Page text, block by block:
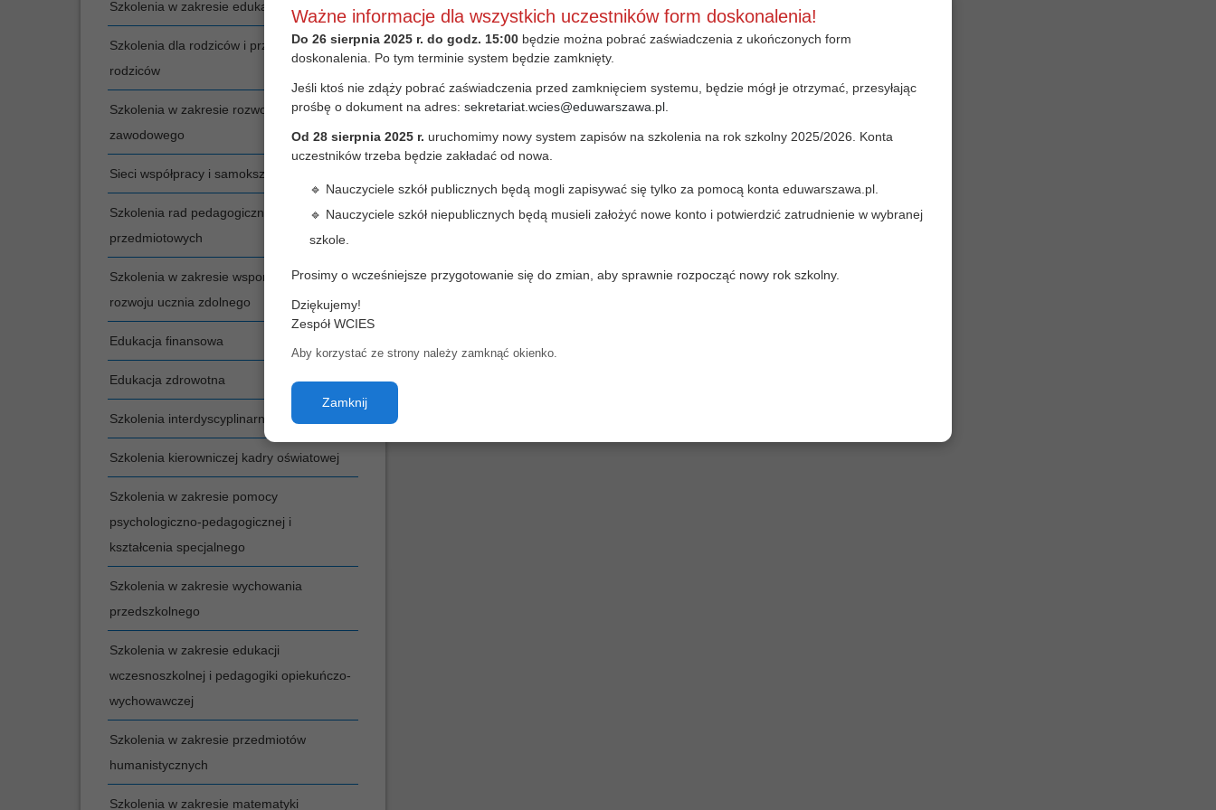
Ważne informacje dla wszystkich uczestników form doskonalenia!
Do 26 sierpnia 2025 r. do godz. 15:00 będzie można pobrać zaświadczenia z ukończonych form
doskonalenia. Po tym terminie system będzie zamknięty.
Jeśli ktoś nie zdąży pobrać zaświadczenia przed zamknięciem systemu, będzie mógł je otrzymać, przesyłając
prośbę o dokument na adres: sekretariat.wcies@eduwarszawa.pl
Od 28 sierpnia 2025 r. uruchomimy nowy system zapisów na szkolenia na rok szkolny 2025/2026. Konta
uczestników trzeba będzie zakładać od nowa.
🔹 Nauczyciele szkół publicznych będą mogli zapisywać się tylko za pomocą konta eduwarszawa.pl
🔹 Nauczyciele szkół niepublicznych będą musieli założyć nowe konto i potwierdzić zatrudnienie w wybranej
szkole.
Prosimy o wcześniejsze przygotowanie się do zmian, aby sprawnie rozpocząć nowy rok szkolny.
Dziękujemy!
Zespół WCIES
Aby korzystać ze strony należy zamknąć okienko.
Zamknij
Szkolenia w zakresie edukacji kulturalnej
Szkolenia dla rodziców i przedstawicieli rad
rodziców
Szkolenia w zakresie rozwoju i awansu
zawodowego
Sieci współpracy i samokształcenia
Szkolenia rad pedagogicznych i zespołów
przedmiotowych
Szkolenia w zakresie wspomagania
rozwoju ucznia zdolnego
Edukacja finansowa
Edukacja zdrowotna
Szkolenia interdyscyplinarne
Szkolenia kierowniczej kadry oświatowej
Szkolenia w zakresie pomocy
psychologiczno-pedagogicznej i
kształcenia specjalnego
Szkolenia w zakresie wychowania
przedszkolnego
Szkolenia w zakresie edukacji
wczesnoszkolnej i pedagogiki opiekuńczo-
wychowawczej
Szkolenia w zakresie przedmiotów
humanistycznych
Szkolenia w zakresie matematyki